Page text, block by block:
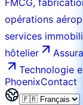
FMCG,
opérations
services
hôtelier
Technologie
PhoenixContact